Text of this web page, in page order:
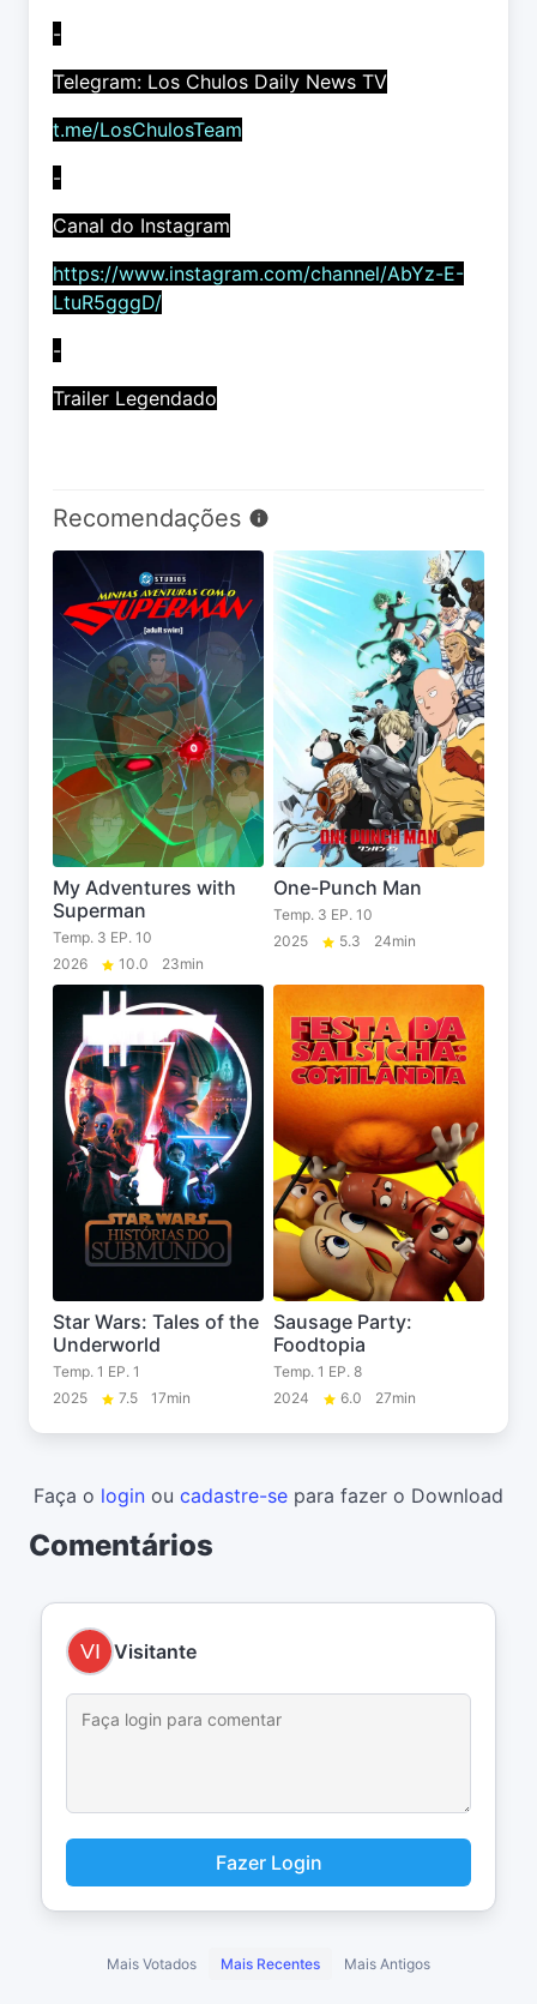
-
Telegram: Los Chulos Daily News TV
t.me/LosChulosTeam
-
Canal do Instagram
https://www.instagram.com/channel/AbYz-E-
LtuR5gggD/
-
Trailer Legendado
Recomendações
My Adventures with
Superman
Temp. 3 EP. 10
2026
10.0 23min
One-Punch Man
Temp. 3 EP. 10
2025
5.3 24min
Star Wars: Tales of the
Underworld
Temp. 1 EP. 1
2025
7.5 17min
Sausage Party:
Foodtopia
Temp. 1 EP. 8
2024
6.0 27min
Faça o login ou cadastre-se para fazer o Download
Comentários
Visitante
Fazer Login
Mais Votados Mais Recentes Mais Antigos